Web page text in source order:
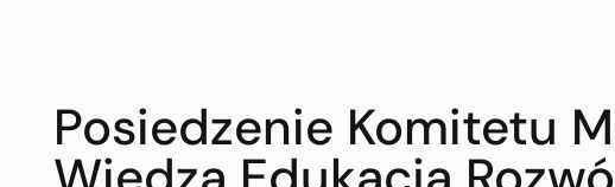
Posiedzenie Komitetu